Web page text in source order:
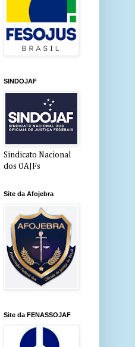
SINDOJAF
Sindicato Nacional
dos OAJFs
Site da Afojebra
Site da FENASSOJAF